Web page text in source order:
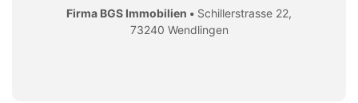
Firma BGS Immobilien • Schillerstrasse 22,
73240 Wendlingen